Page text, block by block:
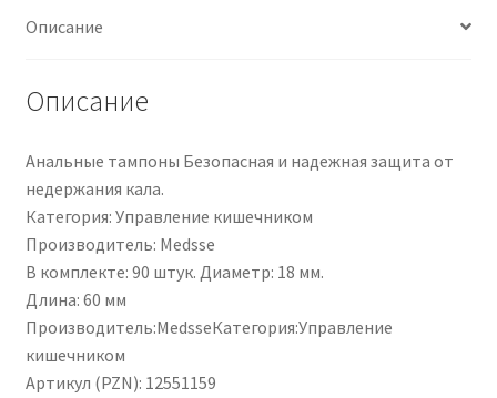
PZN
Описание
Описание
Анальные тампоны Безопасная и надежная защита от
недержания кала.
Категория: Управление кишечником
Производитель: Medsse
В комплекте: 90 штук. Диаметр: 18 мм.
Длина: 60 ​​мм
Производитель:MedsseКатегория:Управление
кишечником
Артикул (PZN): 12551159